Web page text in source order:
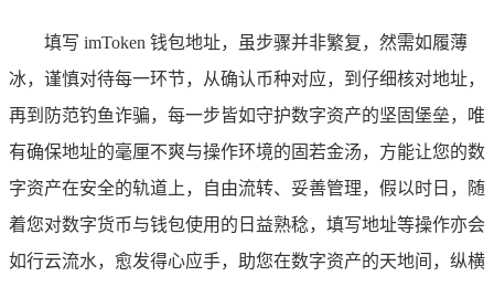
填写 imToken 钱包地址，虽步骤并非繁复，然需如履薄
冰，谨慎对待每一环节，从确认币种对应，到仔细核对地址，
再到防范钓鱼诈骗，每一步皆如守护数字资产的坚固堡垒，唯
有确保地址的毫厘不爽与操作环境的固若金汤，方能让您的数
字资产在安全的轨道上，自由流转、妥善管理，假以时日，随
着您对数字货币与钱包使用的日益熟稔，填写地址等操作亦会
如行云流水，愈发得心应手，助您在数字资产的天地间，纵横